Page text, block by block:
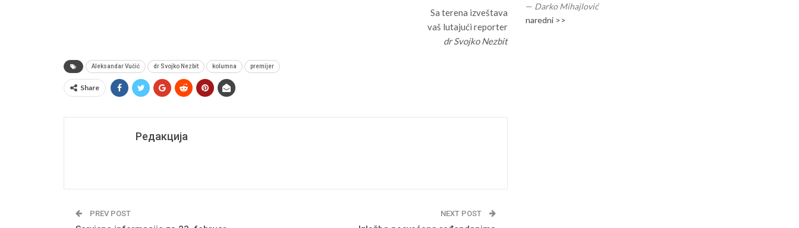
Sa terena izveštava
vaš lutajući reporter
dr Svojko Nezbit
Aleksandar Vučić dr Svojko Nezbit kolumna premijer
Share
Редакција
PREV POST NEXT POST
— Darko Mihajlović
naredni >>